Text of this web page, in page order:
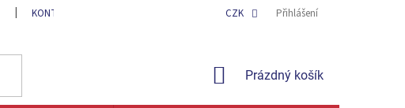
KONTAKT OCHRANA OSOBNÍCH ÚDAJŮCZK Přihlášení
NÁKUPNÍ
Prázdný košík